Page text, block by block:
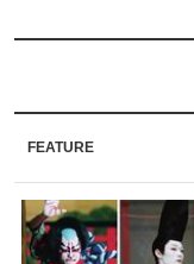
FEATURE